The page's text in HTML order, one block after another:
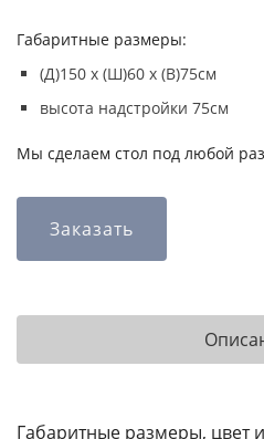
Габаритные размеры:
(Д)150 х (Ш)60 х (В)75см
высота надстройки 75см
Мы сделаем стол под любой
Заказать
Габаритные размеры, цвет